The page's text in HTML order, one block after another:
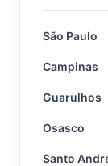
São Paulo
Campinas
Guarulhos
Osasco
Santo